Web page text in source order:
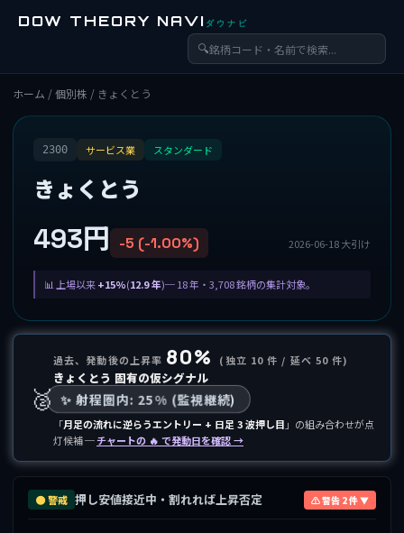
DOW THEORY NAVI ダウナビ
🔍
ホーム /個別株 / きょくとう
2300 サービス業 スタンダード
きょくとう
493円 -5 (-1.00%) 2026-06-18 大引け
上場以来+15%(12.9 年)─ 18 年・3,708 銘柄の集計対象。
🥈
過去、発動後の上昇率 80% (独立 10 件 / 延べ 50 件)
きょくとう 固有の仮シグナル
✨ 射程圏内: 25% (監視継続)
「月足の流れに逆らうエントリー + 日足 3 波押し目 」の組み合わせが点
灯候補 ─チャートの 🔥 で発動日を確認 →
🟠 警戒 押し安値接近中・割れれば上昇否定 ⚠ 警告 2 件 ▼